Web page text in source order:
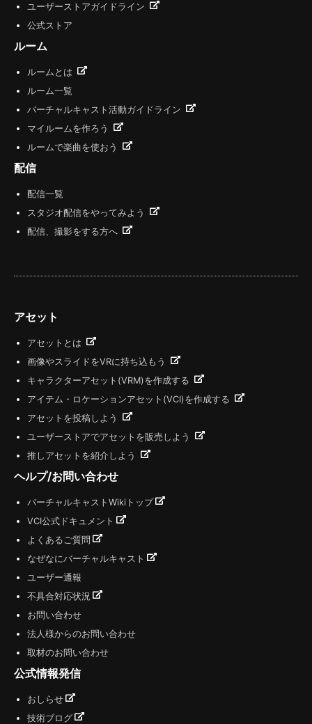
ユーザーストアガイドライン
公式ストア
ルーム
ルームとは
ルーム一覧
バーチャルキャスト活動ガイドライン
マイルームを作ろう
ルームで楽曲を使おう
配信
配信一覧
スタジオ配信をやってみよう
配信、撮影をする方へ
アセット
アセットとは
画像やスライドをVRに持ち込もう
キャラクターアセット(VRM)を作成する
アイテム・ロケーションアセット(VCI)を作成する
アセットを投稿しよう
ユーザーストアでアセットを販売しよう
推しアセットを紹介しよう
ヘルプ/お問い合わせ
バーチャルキャストWikiトップ
VCI公式ドキュメント
よくあるご質問
なぜなにバーチャルキャスト
ユーザー通報
不具合対応状況
お問い合わせ
法人様からのお問い合わせ
取材のお問い合わせ
公式情報発信
おしらせ
技術ブログ